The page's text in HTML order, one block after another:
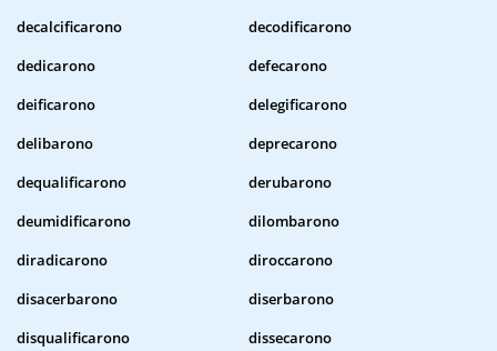
decalcificarono
decodificarono
dedicarono
defecarono
deificarono
delegificarono
delibarono
deprecarono
dequalificarono
derubarono
deumidificarono
dilombarono
diradicarono
diroccarono
disacerbarono
diserbarono
disqualificarono
dissecarono